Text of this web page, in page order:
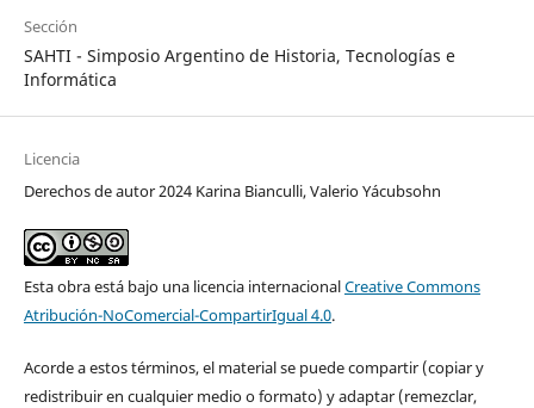
Sección
SAHTI - Simposio Argentino de Historia, Tecnologías e
Informática
Licencia
Derechos de autor 2024 Karina Bianculli, Valerio Yácubsohn
Esta obra está bajo una licencia internacionalCreative Commons
Atribución-NoComercial-CompartirIgual 4.0.
Acorde a estos términos, el material se puede compartir (copiar y
redistribuir en cualquier medio o formato) y adaptar (remezclar,